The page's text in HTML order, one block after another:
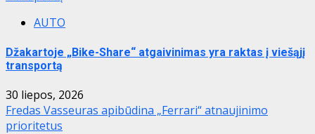
AUTO
Džakartoje „Bike-Share“ atgaivinimas yra raktas į viešąjį
transportą
30 liepos, 2026
Fredas Vasseuras apibūdina „Ferrari“ atnaujinimo
prioritetus